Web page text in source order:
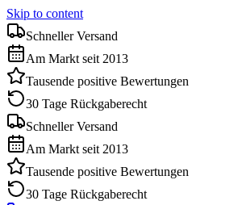
Skip to content
Schneller Versand
Am Markt seit 2013
Tausende positive Bewertungen
30 Tage Rückgaberecht
Schneller Versand
Am Markt seit 2013
Tausende positive Bewertungen
30 Tage Rückgaberecht